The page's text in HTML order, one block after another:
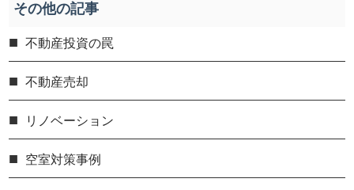
その他の記事
不動産投資の罠
不動産売却
リノベーション
空室対策事例